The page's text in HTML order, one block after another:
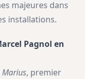
majeures dans
installations.
Pagnol en
Marius, premier